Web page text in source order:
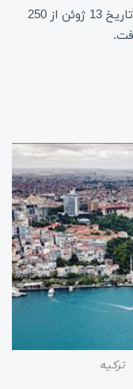
به گزارش اخبار نرخ اخذ شهروندی ترکیه از تاریخ 13 ژوئن از 250
ترکیه